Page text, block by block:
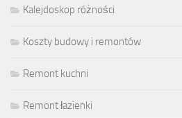
Kalejdoskop różności
Koszty budowy i remontów
Remont kuchni
Remont łazienki